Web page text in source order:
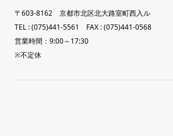
〒603-8162 京都市北区北大路室町西入ル
TEL : (075)441-5561 FAX : (075)441-0568
営業時間：9:00～17:30
※不定休